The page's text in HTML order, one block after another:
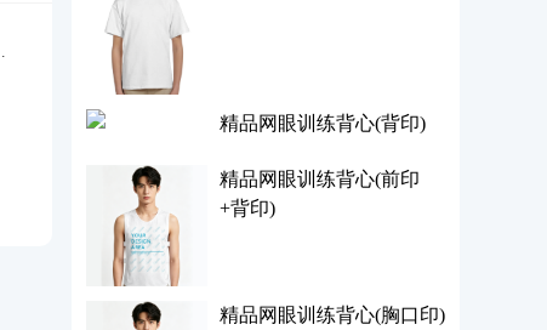
精品网眼训练背心(背印)
精品网眼训练背心(前印
+背印)
精品网眼训练背心(胸口印)